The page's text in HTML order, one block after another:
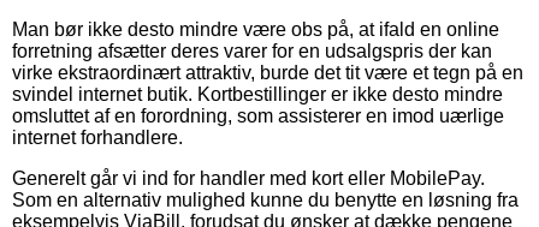
Man bør ikke desto mindre være obs på, at ifald en online
forretning afsætter deres varer for en udsalgspris der kan
virke ekstraordinært attraktiv, burde det tit være et tegn på en
svindel internet butik. Kortbestillinger er ikke desto mindre
omsluttet af en forordning, som assisterer en imod uærlige
internet forhandlere.
Generelt går vi ind for handler med kort eller MobilePay.
Som en alternativ mulighed kunne du benytte en løsning fra
eksempelvis ViaBill, forudsat du ønsker at dække pengene